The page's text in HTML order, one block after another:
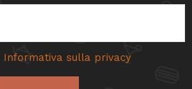
Informativa sulla privacy